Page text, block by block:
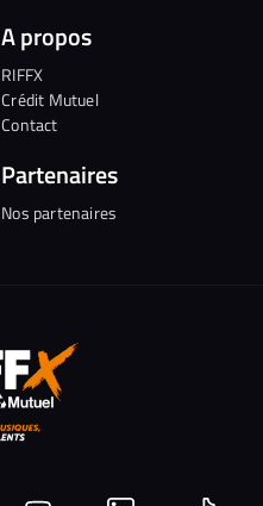
A propos
RIFFX
Crédit Mutuel
Contact
Partenaires
Nos partenaires